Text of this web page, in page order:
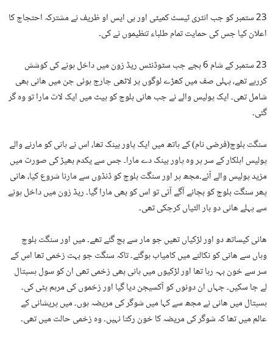
23 ستمبر کو جب انٹری ٹیسٹ کمیٹی اور بی ایس او ظریف نے مشترکہ احتجاج کا
اعلان کیا جس کی حمایت تمام طلباء تنظیموں نے کی۔
23 ستمبر کے شام 6 بجے جب سٹوڈنٹس ریڈ زون میں داخل ہونے کی کوشش
کررہے تھے، پہلی صف میں کھڑے لوگوں پر لاٹھی چارج ہوئی جن میں ھانی بھی
شامل تھی۔ ایک پولیس والے نے جب ھانی بلوچ کو پیٹ میں ایک لات مارا تو وہ گر
گئی۔
سنگت بلوچ(فرضی نام) کے ہاتھ میں ایک پاور بینک تھا، اس نے ہانی کو مارنے والے
پولیس اہلکار کے سر پر وہ پاور بینک دے مارا۔ جس سے یکدم بھیڑ کی صورت میں
مزید پولیس والے آئے۔مجھ پر اور سنگت بلوچ کو ڈنڈوں سے مارنا شروع کیا، ھانی
پھر سنگت بلوچ کو بچانے آگے آئی تو اس کو بھی مارا گیا۔ ریڈ زون میں داخل ہونے
سے پہلے ھانی دو بار الٹیاں کرچکی تھی۔
ھانی کیساتھ دو اور لڑکیاں تھیں جو مار سے بچ گئے تھے۔ میں اور سنگت بلوچ
وہاں سے ھانی کو نکالنے میں کامیاب ہوگئے۔ تاکہ سنگت جو بہت زخمی تھا اس کے
سر سے خون بہہ رہا تھا اور لڑکیوں میں ہانی بھی زخمی تھی ان کو سول ہسپتال
لے جا سکیں۔ جہاں ان دونوں کو آکسیجن دیا گیا اور زخموں کی مرہم پٹی کی۔
ہسپتال میں ھانی نے مجھ سے کہا میں شوگر کی مریضہ ہوں۔ میں پریشانی کے
عالم میں تھا کہ شوگر کی مریضہ کا خون رکتا نہیں۔ وہ زخمی حالت میں تھی۔